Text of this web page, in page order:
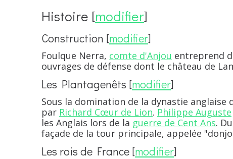
Histoire [modifier]
Construction [modifier]
Foulque Nerra, comte d'Anjou entreprend
ouvrages de défense dont le château de
Les Plantagenêts [modifier]
Sous la domination de la dynastie anglaise
par Richard Cœur de Lion. Philippe Auguste
les Anglais lors de la guerre de Cent Ans.
façade de la tour principale, appelée
Les rois de France [modifier]